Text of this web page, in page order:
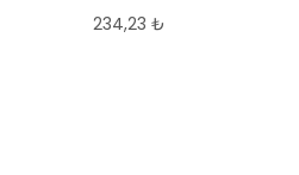
234,23 ₺